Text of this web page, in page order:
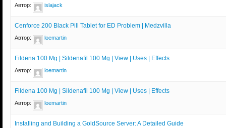
Автор: islajack
Cenforce 200 Black Pill Tablet for ED Problem | Medzvilla
Автор: loemartin
Fildena 100 Mg | Sildenafil 100 Mg | View | Uses | Effects
Автор: loemartin
Fildena 100 Mg | Sildenafil 100 Mg | View | Uses | Effects
Автор: loemartin
Installing and Building a GoldSource Server: A Detailed Guide